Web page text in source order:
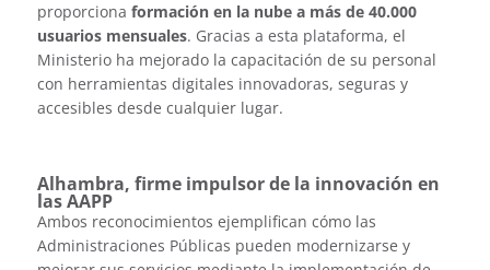
proporciona formación en la nube a más de 40.000
usuarios mensuales. Gracias a esta plataforma, el
Ministerio ha mejorado la capacitación de su personal
con herramientas digitales innovadoras, seguras y
accesibles desde cualquier lugar.
Alhambra, firme impulsor de la innovación en
las AAPP
Ambos reconocimientos ejemplifican cómo las
Administraciones Públicas pueden modernizarse y